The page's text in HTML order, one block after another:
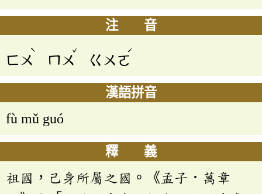
注 音
ㄈㄨ
ˋ
ㄇㄨ
ˇ
ㄍㄨㄛ
ˊ
漢語拼音
fù mǔ guó
釋 義
祖國，己身所屬之國。《孟子．萬章